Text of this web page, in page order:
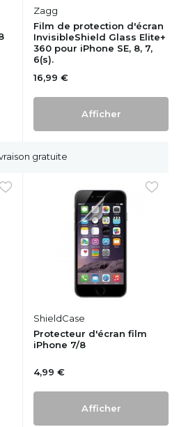
Zagg
Film de protection d'écran
InvisibleShield Glass Elite+
360 pour iPhone SE, 8, 7,
6(s).
16,99 €
Afficher
gratuite
ShieldCase
Protecteur d'écran film
iPhone 7/8
4,99 €
Afficher